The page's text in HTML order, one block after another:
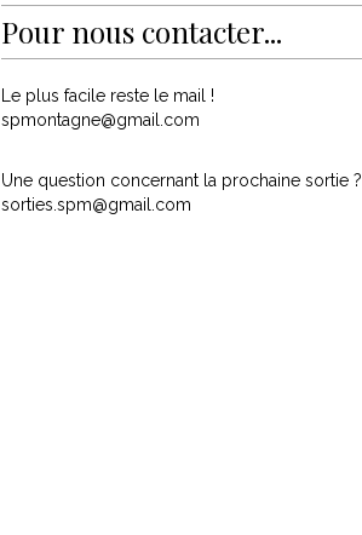
Pour nous contacter...
Le plus facile reste le mail !
spmontagne@gmail.com
Une question concernant la prochaine sortie ?
sorties.spm@gmail.com